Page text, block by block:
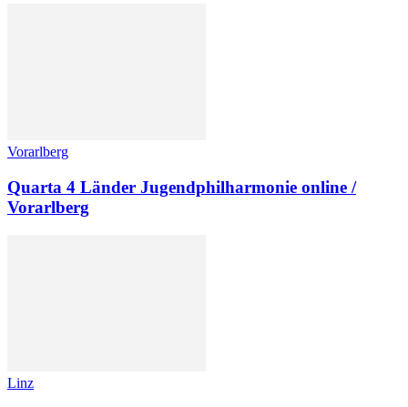
Vorarlberg
Quarta 4 Länder Jugendphilharmonie online /
Vorarlberg
Linz